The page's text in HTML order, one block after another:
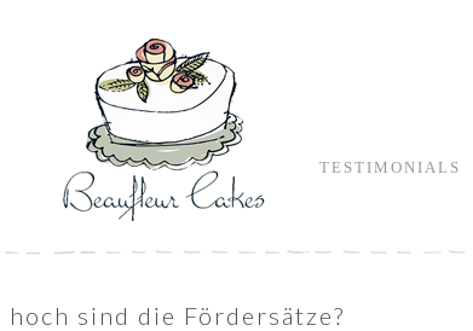
TESTIMONIALS
sind die Fördersätze?